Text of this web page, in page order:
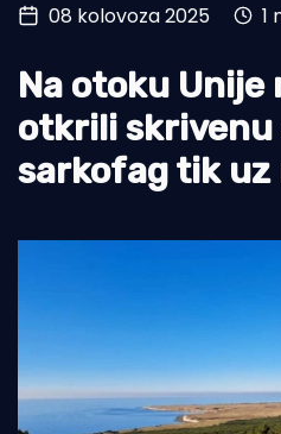
Turizam i nautika
Pomorstvo
Ribolov
Ekologija
08 kolovoza 2025 1
Na otoku Unije
otkrili
sarkofag tik uz